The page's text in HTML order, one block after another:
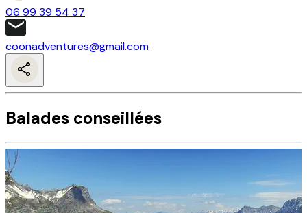
06 99 39 54 37
coonadventures@gmail.com
Balades conseillées